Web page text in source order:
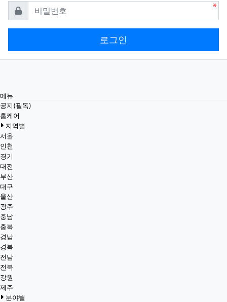
비밀번호
로그인
메뉴
공지(필독)
홈케어
지역별
서울
인천
경기
대전
부산
대구
울산
광주
충남
충북
경남
경북
전남
전북
강원
제주
분야별